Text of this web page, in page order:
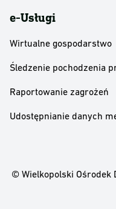
e-Usługi
Wirtualne gospodarstwo
Śledzenie pochodzenia
Raportowanie zagrożeń
Udostępnianie danych
© Wielkopolski Ośrodek